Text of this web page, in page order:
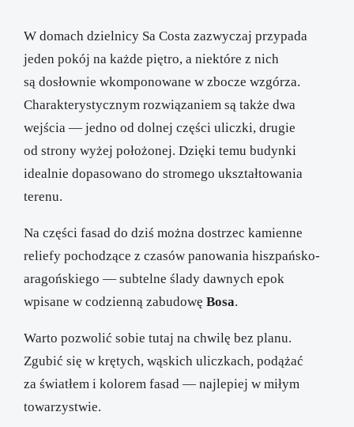
W domach dzielnicy Sa Costa zazwyczaj przypada
jeden pokój na każde piętro, a niektóre z nich
są dosłownie wkomponowane w zbocze wzgórza.
Charakterystycznym rozwiązaniem są także dwa
wejścia — jedno od dolnej części uliczki, drugie
od strony wyżej położonej. Dzięki temu budynki
idealnie dopasowano do stromego ukształtowania
terenu.
Na części fasad do dziś można dostrzec kamienne
reliefy pochodzące z czasów panowania hiszpańsko-
aragońskiego — subtelne ślady dawnych epok
wpisane w codzienną zabudowę Bosa.
Warto pozwolić sobie tutaj na chwilę bez planu.
Zgubić się w krętych, wąskich uliczkach, podążać
za światłem i kolorem fasad — najlepiej w miłym
towarzystwie.